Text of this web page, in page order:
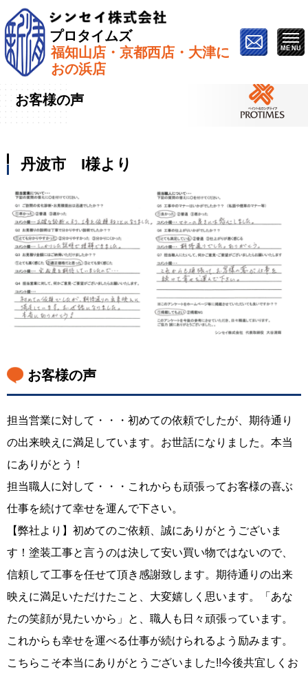
プロタイムズ
福知山店・京都西店・大津に
おの浜店
ホーム»お客様の声»丹波市 I様より
お客様の声
丹波市 I様より
お客様の声
担当営業に対して・・・初めての依頼でしたが、期待通り
の出来映えに満足しています。お世話になりました。本当
にありがとう！
担当職人に対して・・・これからも頑張ってお客様の喜ぶ
仕事を続けて幸せを運んで下さい。
【弊社より】初めてのご依頼、誠にありがとうございま
す！塗装工事と言うのは決して安い買い物ではないので、
信頼して工事を任せて頂き感謝致します。期待通りの出来
映えに満足いただけたこと、大変嬉しく思います。「あな
たの笑顔が見たいから」と、職人も日々頑張っています。
これからも幸せを運べる仕事が続けられるよう励みます。
こちらこそ本当にありがとうございました!!今後共宜しくお